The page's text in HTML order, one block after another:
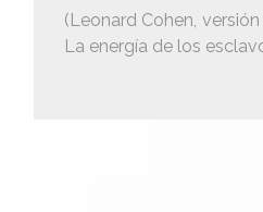
(Leonard Cohen,
La energía de los